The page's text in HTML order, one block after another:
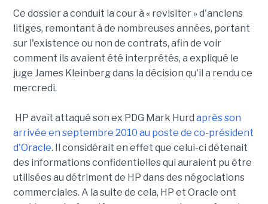
Ce dossier a conduit la cour à « revisiter » d'anciens
litiges, remontant à de nombreuses années, portant
sur l'existence ou non de contrats, afin de voir
comment ils avaient été interprétés, a expliqué le
juge James Kleinberg dans la décision qu'il a rendu ce
mercredi.
HP avait attaqué son ex PDG Mark Hurd après son
arrivée en septembre 2010 au poste de co-président
d'Oracle. Il considérait en effet que celui-ci détenait
des informations confidentielles qui auraient pu être
utilisées au détriment de HP dans des négociations
commerciales. A la suite de cela, HP et Oracle ont